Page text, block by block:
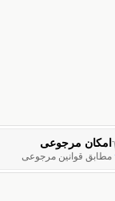
امکان مرجوعی
مطابق قوانین مرجوعی